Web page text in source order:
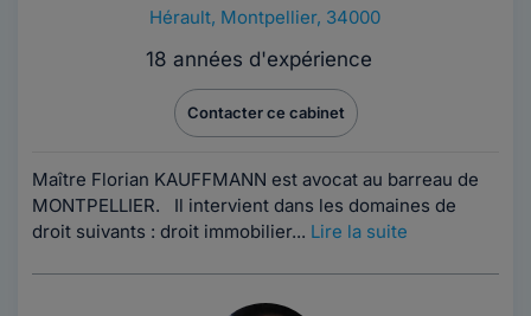
Hérault, Montpellier, 34000
18 années d'expérience
Contacter ce cabinet
Maître Florian KAUFFMANN est avocat au barreau de
MONTPELLIER. Il intervient dans les domaines de
droit suivants : droit immobilier... Lire la suite